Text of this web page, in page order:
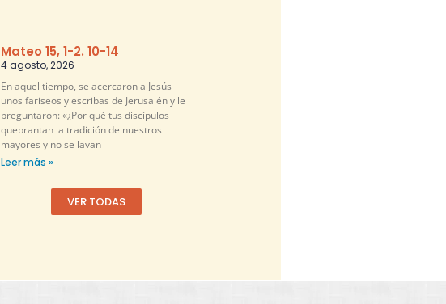
Mateo 15, 1-2. 10-14
4 agosto, 2026
En aquel tiempo, se acercaron a Jesús
unos fariseos y escribas de Jerusalén y le
preguntaron: «¿Por qué tus discípulos
quebrantan la tradición de nuestros
mayores y no se lavan
Leer más »
VER TODAS